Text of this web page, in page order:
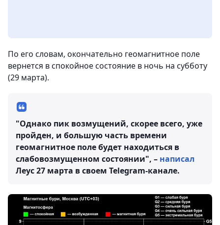
По его словам, окончательно геомагнитное поле
вернется в спокойное состояние в ночь на субботу
(29 марта).
"Однако пик возмущений, скорее всего, уже
пройден, и большую часть времени
геомагнитное поле будет находиться в
слабовозмущенном состоянии", – написал
Леус 27 марта в своем Telegram-канале.